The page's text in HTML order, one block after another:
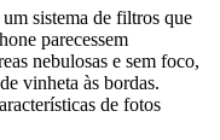
sistema de filtros que
parecessem
nebulosas e sem foco,
vinheta às bordas.
de fotos